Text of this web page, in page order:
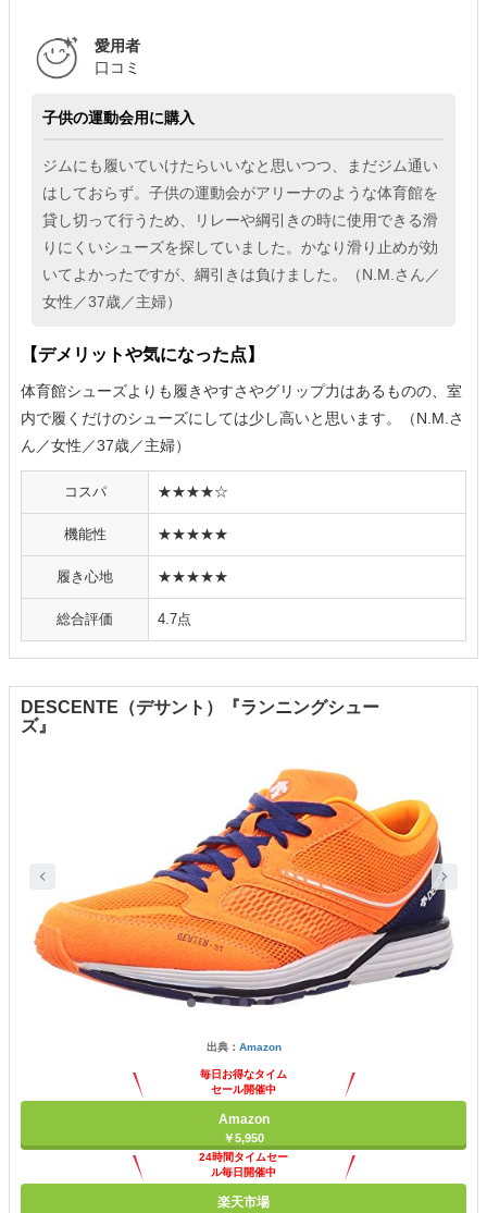
愛用者
口コミ
子供の運動会用に購入
ジムにも履いていけたらいいなと思いつつ、まだジム通い
はしておらず。子供の運動会がアリーナのような体育館を
貸し切って行うため、リレーや綱引きの時に使用できる滑
りにくいシューズを探していました。かなり滑り止めが効
いてよかったですが、綱引きは負けました。（N.M.さん／
女性／37歳／主婦）
【デメリットや気になった点】
体育館シューズよりも履きやすさやグリップ力はあるものの、室
内で履くだけのシューズにしては少し高いと思います。（N.M.さ
ん／女性／37歳／主婦）
コスパ ★★★★☆
機能性 ★★★★★
履き心地 ★★★★★
総合評価 4.7点
DESCENTE（デサント）『ランニングシュー
ズ』
出典： Amazon
毎日お得なタイム
セール開催中
Amazon
￥5,950
24時間タイムセー
ル毎日開催中
楽天市場